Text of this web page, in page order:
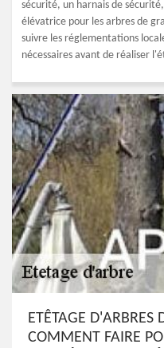
sécurité, un harnais de
élévatrice pour les arbres de
suivre les réglementations
nécessaires avant de réaliser
ETÊTAGE D'ARBRES
COMMENT FAIRE